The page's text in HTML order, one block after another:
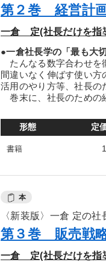
第２巻 経営計
一倉 定(社長だけを指
●一倉社長学の「最も大
たんなる数字合わせを
間違いなく伸ばす使い
活用のやり方等、社長の
巻末に、社長のための
形態 定
書籍
本
〈新装版〉一倉 定の
第３巻 販売戦
一倉 定(社長だけを指